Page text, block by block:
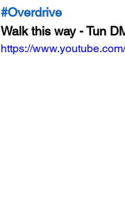
#Overdrive
Walk this way - Tun
https://